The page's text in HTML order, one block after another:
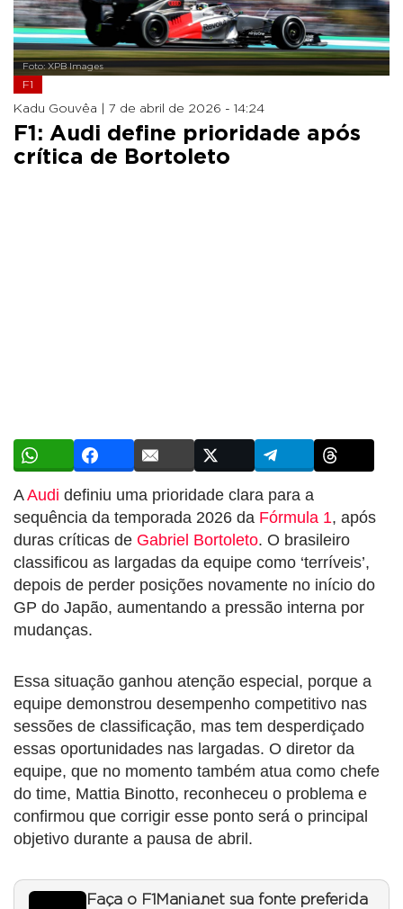
Foto: XPB Images
F1
Kadu Gouvêa | 7 de abril de 2026 - 14:24
F1: Audi define prioridade após
crítica de Bortoleto
AAudi definiu uma prioridade clara para a
sequência da temporada 2026 da Fórmula 1, após
duras críticas de Gabriel Bortoleto. O brasileiro
classificou as largadas da equipe como ‘terríveis’,
depois de perder posições novamente no início do
GP do Japão, aumentando a pressão interna por
mudanças.
Essa situação ganhou atenção especial, porque a
equipe demonstrou desempenho competitivo nas
sessões de classificação, mas tem desperdiçado
essas oportunidades nas largadas. O diretor da
equipe, que no momento também atua como chefe
do time, Mattia Binotto, reconheceu o problema e
confirmou que corrigir esse ponto será o principal
objetivo durante a pausa de abril.
Faça o F1Mania.net sua fonte preferida